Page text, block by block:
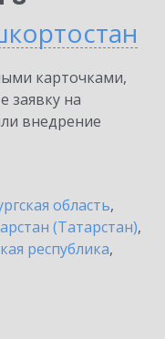
карточками,
заявку на
внедрение
область,
(Татарстан),
республика,